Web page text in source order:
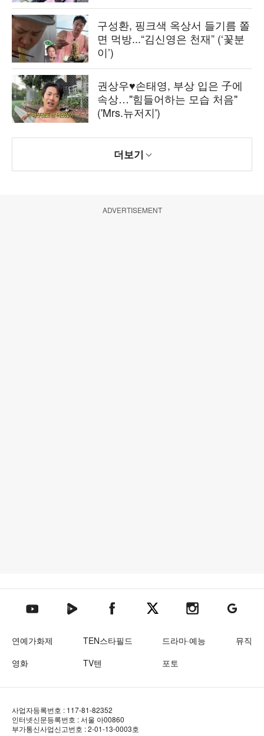
구성환, 핑크색 옥상서 들기름 쫄
면 먹방...“김신영은 천재” (‘꽃분
이’)
권상우♥손태영, 부상 입은 子에
속상…"힘들어하는 모습 처음"
('Mrs.뉴저지')
더보기
ADVERTISEMENT
텐아시아 유튜브텐아시아 네이버TV텐아시아 페이스북텐아시아 엑스텐아시아 인스타그램
텐아시아
연예가화제 TEN스타필드 드라마·예능
뮤직
영화
TV텐 포토
사업자등록번호 : 117-81-82352
인터넷신문등록번호 : 서울 아00860
부가통신사업신고번호 : 2-01-13-0003호